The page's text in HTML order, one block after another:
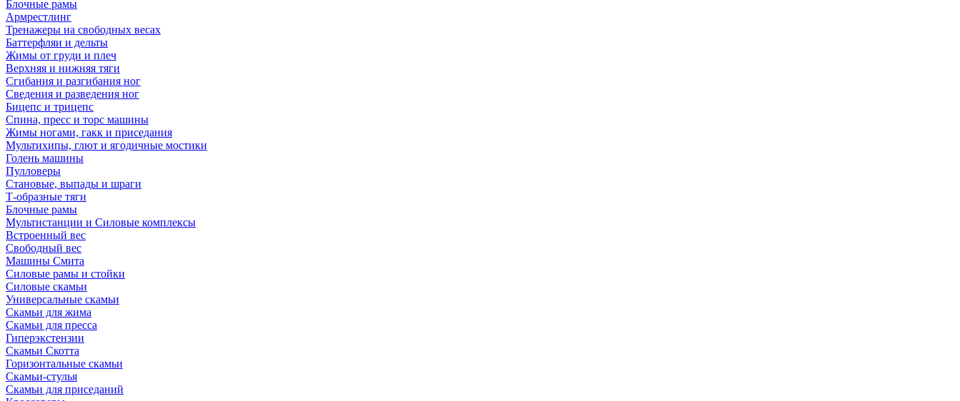
Блочные рамы
Армрестлинг
Тренажеры на свободных весах
Баттерфляи и дельты
Жимы от груди и плеч
Верхняя и нижняя тяги
Сгибания и разгибания ног
Сведения и разведения ног
Бицепс и трицепс
Спина, пресс и торс машины
Жимы ногами, гакк и приседания
Мультихипы, глют и ягодичные мостики
Голень машины
Пулловеры
Становые, выпады и шраги
Т-образные тяги
Блочные рамы
Мультистанции и Силовые комплексы
Встроенный вес
Свободный вес
Машины Смита
Силовые рамы и стойки
Силовые скамьи
Универсальные скамьи
Скамьи для жима
Скамьи для пресса
Гиперэкстензии
Скамьи Скотта
Горизонтальные скамьи
Скамьи-стулья
Скамьи для приседаний